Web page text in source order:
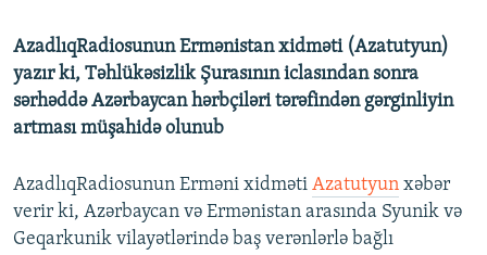
AzadlıqRadiosunun Ermənistan xidməti (Azatutyun)
yazır ki, Təhlükəsizlik Şurasının iclasından sonra
sərhəddə Azərbaycan hərbçiləri tərəfindən gərginliyin
artması müşahidə olunub
AzadlıqRadiosunun Erməni xidməti Azatutyun xəbər
verir ki, Azərbaycan və Ermənistan arasında Syunik və
Geqarkunik vilayətlərində baş verənlərlə bağlı